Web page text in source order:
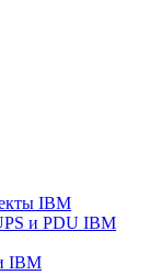
IBM
и PDU IBM
IBM